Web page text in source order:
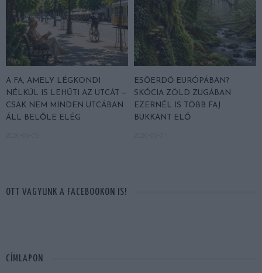
A FA, AMELY LÉGKONDI
NÉLKÜL IS LEHŰTI AZ UTCÁT —
CSAK NEM MINDEN UTCÁBAN
ÁLL BELŐLE ELÉG
ESŐERDŐ EURÓPÁBAN?
SKÓCIA ZÖLD ZUGÁBAN
EZERNÉL IS TÖBB FAJ
BUKKANT ELŐ
OTT VAGYUNK A FACEBOOKON IS!
CÍMLAPON